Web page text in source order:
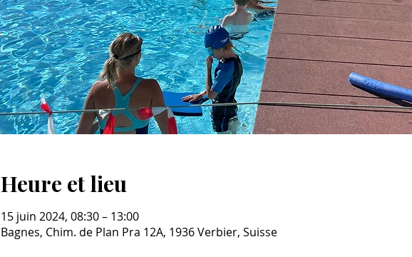
Heure et lieu
15 juin 2024, 08:30 – 13:00
Bagnes, Chim. de Plan Pra 12A, 1936 Verbier, Suisse